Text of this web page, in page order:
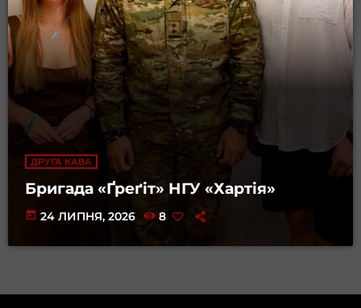
ДРУГА КАВА
Бригада «Ґреґіт» НГУ «Хартія»
today 24 ЛИПНЯ, 2026 8